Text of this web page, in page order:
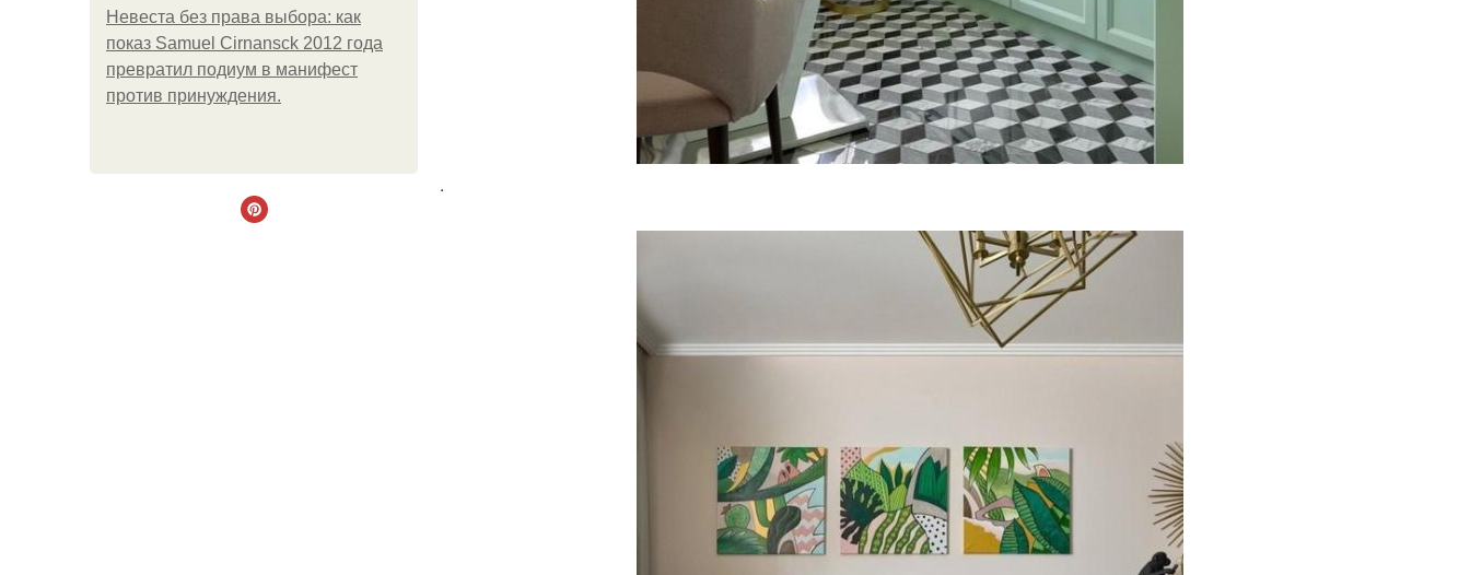
Невеста без права выбора: как
показ Samuel Cirnansck 2012 года
превратил подиум в манифест
против принуждения.
.